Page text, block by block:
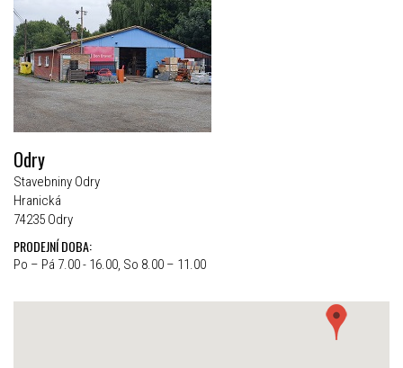
Odry
Stavebniny Odry
Hranická
74235 Odry
PRODEJNÍ DOBA:
Po – Pá 7.00 - 16.00, So 8.00 – 11.00